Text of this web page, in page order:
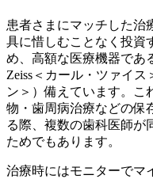
患者さまにマッチした治
具に惜しむことなく投資
め、高額な医療機器であ
Zeiss＜カール・ツァイス
ン＞）備えています。こ
物・歯周病治療などの保
る際、複数の歯科医師が
ためでもあります。
治療時にはモニターでマ